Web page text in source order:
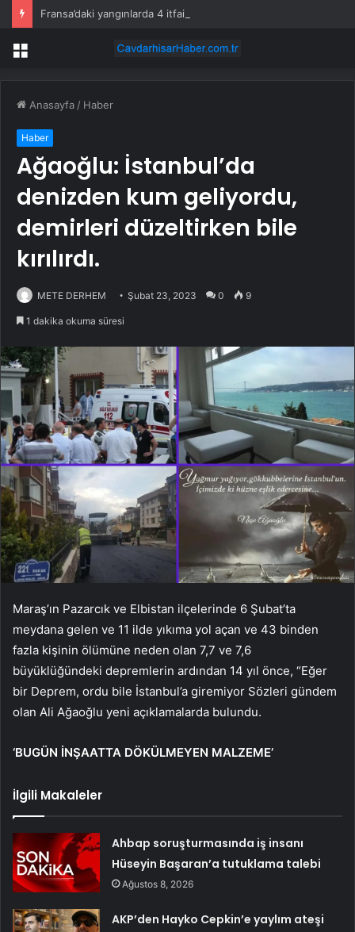
Fransa’daki yangınlarda 4 itfaiye eri hayatını kaybetti
Menü
Anasayfa / Haber
Haber
Ağaoğlu: İstanbul’da
denizden kum geliyordu,
demirleri düzeltirken bile
kırılırdı.
METE DERHEM Şubat 23, 2023 0 9
1 dakika okuma süresi
Maraş’ın Pazarcık ve Elbistan ilçelerinde 6 Şubat’ta
meydana gelen ve 11 ilde yıkıma yol açan ve 43 binden
fazla kişinin ölümüne neden olan 7,7 ve 7,6
büyüklüğündeki depremlerin ardından 14 yıl önce, “Eğer
bir Deprem, ordu bile İstanbul’a giremiyor Sözleri gündem
olan Ali Ağaoğlu yeni açıklamalarda bulundu.
‘BUGÜN İNŞAATTA DÖKÜLMEYEN MALZEME’
İlgili Makaleler
Ahbap soruşturmasında iş insanı
Hüseyin Başaran’a tutuklama talebi
Ağustos 8, 2026
AKP’den Hayko Cepkin’e yaylım ateşi